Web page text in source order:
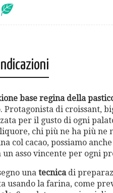
Indicazioni
base regina della
Protagonista di croissant,
per il gusto di ogni
chi più ne ha più ne
col cacao, possiamo
un asso vincente per ogni
una tecnicadi
usando la farina, come